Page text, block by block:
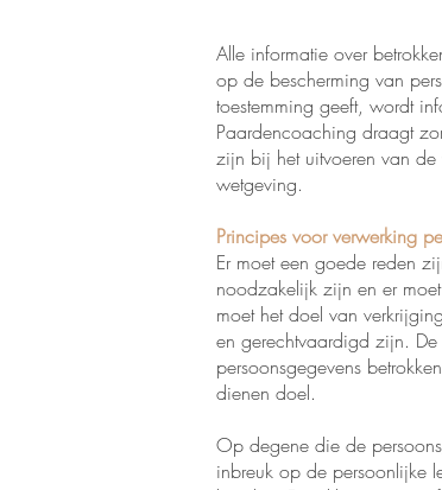
Alle informatie over
op de bescherming van
toestemming geeft, wordt
Paardencoaching draagt
zijn bij het uitvoeren van
wetgeving.
Principes voor verwerking
Er moet een goede reden
noodzakelijk zijn en er
moet het doel van
en gerechtvaardigd zijn.
persoonsgegevens
dienen doel.
Op degene die de
inbreuk op de persoonlijke